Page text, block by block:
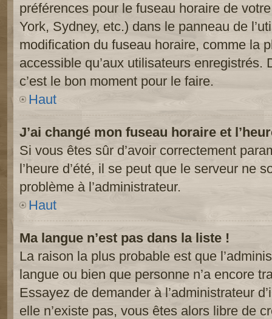
préférences pour le fuseau horaire de
York, Sydney, etc.) dans le panneau de
modification du fuseau horaire, comme la
accessible qu’aux utilisateurs enregistrés.
c’est le bon moment pour le faire.
Haut
J’ai changé mon fuseau horaire et
Si vous êtes sûr d’avoir correctement
l’heure d’été, il se peut que le serveur ne
problème à l’administrateur.
Haut
Ma langue n’est pas dans la liste !
La raison la plus probable est que
langue ou bien que personne n’a encore
Essayez de demander à l’administrateur
elle n’existe pas, vous êtes alors libre de